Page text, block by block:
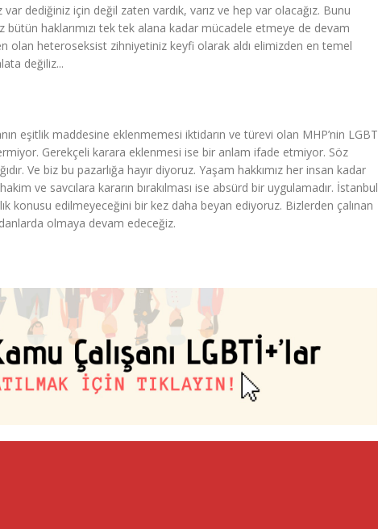
var dediğiniz için değil zaten vardık, varız ve hep var olacağız. Bunu
bütün haklarımızı tek tek alana kadar mücadele etmeye de devam
olan heteroseksist zihniyetiniz keyfi olarak aldı elimizden en temel
değiliz...
eşitlik maddesine eklenmemesi iktidarın ve türevi olan MHP’nin LGBT
Gerekçeli karara eklenmesi ise bir anlam ifade etmiyor. Söz
Ve biz bu pazarlığa hayır diyoruz. Yaşam hakkımız her insan kadar
ve savcılara kararın bırakılması ise absürd bir uygulamadır. İstanbul
konusu edilmeyeceğini bir kez daha beyan ediyoruz. Bizlerden çalınan
olmaya devam edeceğiz.